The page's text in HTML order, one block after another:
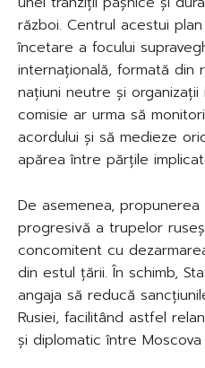
război. Centrul acestui
încetare a focului
internațională, formată din
națiuni neutre și
comisie ar urma să
acordului și să medieze
apărea între părțile
De asemenea,
progresivă a trupelor
concomitent cu
din estul țării. În schimb,
angaja să reducă
Rusiei, facilitând astfel
și diplomatic între